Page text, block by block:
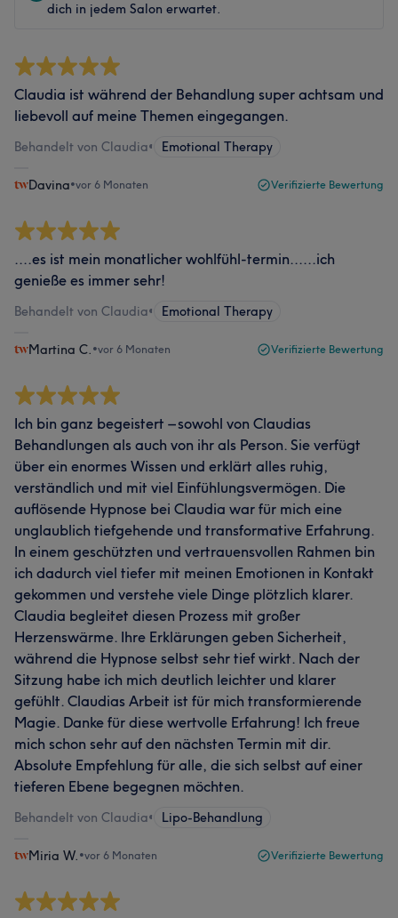
dich in jedem Salon erwartet.
Claudia ist während der Behandlung super achtsam und
liebevoll auf meine Themen eingegangen.
Behandelt von Claudia• Emotional Therapy
Davina•vor 6 Monaten Verifizierte Bewertung
....es ist mein monatlicher wohlfühl-termin......ich
genieße es immer sehr!
Behandelt von Claudia• Emotional Therapy
Martina C. •vor 6 Monaten Verifizierte Bewertung
Ich bin ganz begeistert – sowohl von Claudias
Behandlungen als auch von ihr als Person. Sie verfügt
über ein enormes Wissen und erklärt alles ruhig,
verständlich und mit viel Einfühlungsvermögen. Die
auflösende Hypnose bei Claudia war für mich eine
unglaublich tiefgehende und transformative Erfahrung.
In einem geschützten und vertrauensvollen Rahmen bin
ich dadurch viel tiefer mit meinen Emotionen in Kontakt
gekommen und verstehe viele Dinge plötzlich klarer.
Claudia begleitet diesen Prozess mit großer
Herzenswärme. Ihre Erklärungen geben Sicherheit,
während die Hypnose selbst sehr tief wirkt. Nach der
Sitzung habe ich mich deutlich leichter und klarer
gefühlt. Claudias Arbeit ist für mich transformierende
Magie. Danke für diese wertvolle Erfahrung! Ich freue
mich schon sehr auf den nächsten Termin mit dir.
Absolute Empfehlung für alle, die sich selbst auf einer
tieferen Ebene begegnen möchten.
Behandelt von Claudia• Lipo-Behandlung
Miria W. •vor 6 Monaten Verifizierte Bewertung